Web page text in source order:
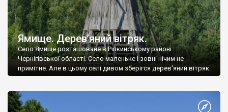
Ямище. Дерев’яний вітряк.
Село Ямище розташоване в Ріпкинському районі
Чернігівської області. Село маленьке і зовні нічим не
примітне. Але в цьому селі дивом зберігся дерев'яний вітряк.